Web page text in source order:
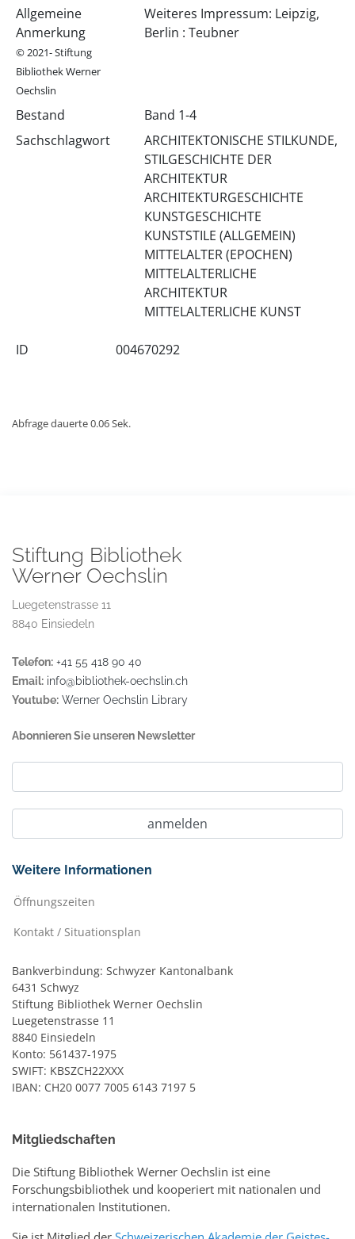
Allgemeine
Anmerkung
© 2021- Stiftung
Bibliothek Werner
Oechslin
Weiteres Impressum: Leipzig,
Berlin : Teubner
Bestand
Band 1-4
Sachschlagwort
ARCHITEKTONISCHE STILKUNDE,
STILGESCHICHTE DER
ARCHITEKTUR
ARCHITEKTURGESCHICHTE
KUNSTGESCHICHTE
KUNSTSTILE (ALLGEMEIN)
MITTELALTER (EPOCHEN)
MITTELALTERLICHE
ARCHITEKTUR
MITTELALTERLICHE KUNST
ID 004670292
Abfrage dauerte 0.06 Sek.
Stiftung Bibliothek
Werner Oechslin
Luegetenstrasse 11
8840 Einsiedeln
Telefon: +41 55 418 90 40
Email: info@bibliothek-oechslin.ch
Youtube: Werner Oechslin Library
Abonnieren Sie unseren Newsletter
Weitere Informationen
Öffnungszeiten
Kontakt / Situationsplan
Bankverbindung: Schwyzer Kantonalbank
6431 Schwyz
Stiftung Bibliothek Werner Oechslin
Luegetenstrasse 11
8840 Einsiedeln
Konto: 561437-1975
SWIFT: KBSZCH22XXX
IBAN: CH20 0077 7005 6143 7197 5
Mitgliedschaften
Die Stiftung Bibliothek Werner Oechslin ist eine
Forschungsbibliothek und kooperiert mit nationalen und
internationalen Institutionen.